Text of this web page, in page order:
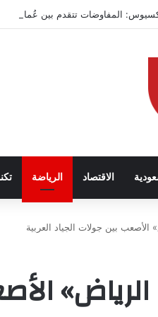
المفاوضات تتقدم بين عُمان
الاقتصاد الرياضة
بين جولات الجياد العربية